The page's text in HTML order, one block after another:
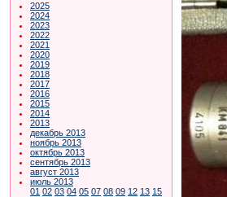
2025
2024
2023
2022
2021
2020
2019
2018
2017
2016
2015
2014
2013
декабрь 2013
ноябрь 2013
октябрь 2013
сентябрь 2013
август 2013
июль 2013
01 02 03 04 05 07 08 09 12 13 15